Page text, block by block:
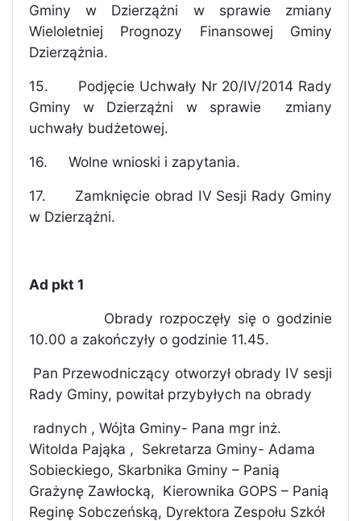
Gminy w Dzierzążni w sprawie zmiany
Wieloletniej Prognozy Finansowej Gminy
Dzierzążnia.
15.
Podjęcie Uchwały Nr 20/IV/2014 Rady
Gminy w Dzierzążni w sprawie
zmiany
uchwały budżetowej.
16.
Wolne wnioski i zapytania.
17.
Zamknięcie obrad IV Sesji Rady Gminy
w Dzierzążni.
Ad pkt 1
Obrady rozpoczęły się o godzinie
10.00 a zakończyły o godzinie 11.45.
Pan Przewodniczący otworzył obrady IV sesji
Rady Gminy, powitał przybyłych na obrady
radnych , Wójta Gminy- Pana mgr inż.
Witolda Pająka , Sekretarza Gminy- Adama
Sobieckiego, Skarbnika Gminy – Panią
Grażynę Zawłocką, Kierownika GOPS – Panią
Reginę Sobczeńską, Dyrektora Zespołu Szkół